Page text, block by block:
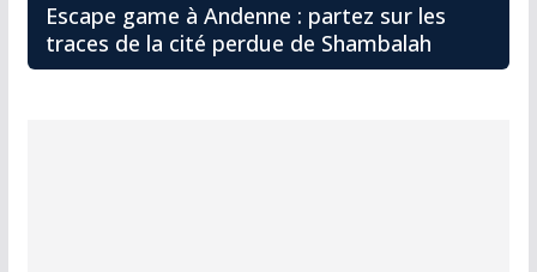
Escape game à Andenne : partez sur les
traces de la cité perdue de Shambalah